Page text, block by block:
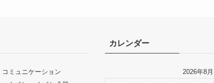
コミュニケーション
カレンダー
2026年8月